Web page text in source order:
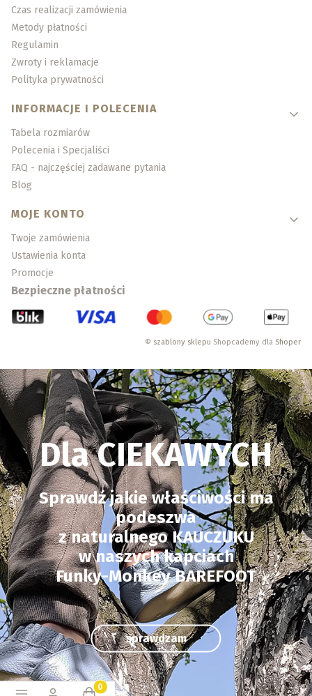
Czas realizacji zamówienia
Metody płatności
Regulamin
Zwroty i reklamacje
Polityka prywatności
INFORMACJE I POLECENIA
Tabela rozmiarów
Polecenia i Specjaliści
FAQ - najczęściej zadawane pytania
Blog
MOJE KONTO
Twoje zamówienia
Ustawienia konta
Promocje
Bezpieczne płatności
© szablony sklepu Shopcademy dla Shoper
Dla CIEKAWYCH
Sprawdź jakie właściwości ma
podeszwa
z naturalnego KAUCZUKU
w naszych kapciach
Funky-Monkey BAREFOOT
sprawdzam
Produkty w koszyku: 0. Zobacz szczegóły